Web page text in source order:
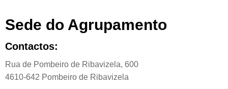
Sede do Agrupamento
Contactos:
Rua de Pombeiro de Ribavizela, 600
4610-642 Pombeiro de Ribavizela